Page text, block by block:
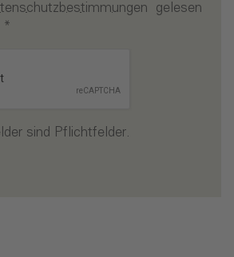
gelesen
*
sind Pflichtfelder.